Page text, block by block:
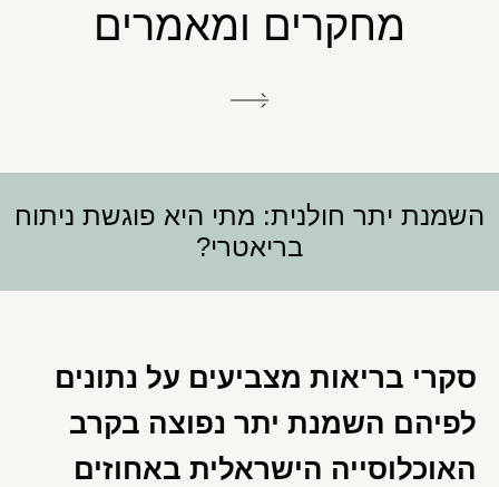
מחקרים ומאמרים
השמנת יתר חולנית: מתי היא פוגשת ניתוח
בריאטרי?
סקרי בריאות מצביעים על נתונים
לפיהם השמנת יתר נפוצה בקרב
האוכלוסייה הישראלית באחוזים